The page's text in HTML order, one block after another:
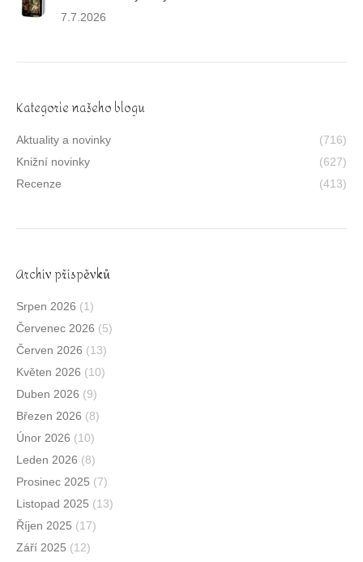
7.7.2026
Kategorie našeho blogu
Aktuality a novinky
(716)
Knižní novinky
(627)
Recenze
(413)
Archív příspěvků
Srpen 2026 (1)
Červenec 2026 (5)
Červen 2026 (13)
Květen 2026 (10)
Duben 2026 (9)
Březen 2026 (8)
Únor 2026 (10)
Leden 2026 (8)
Prosinec 2025 (7)
Listopad 2025 (13)
Říjen 2025 (17)
Září 2025 (12)